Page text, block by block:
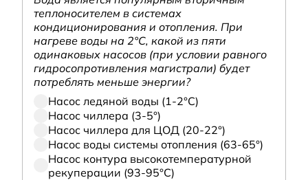
теплоносителем в системах
кондиционирования и отопления. При
нагреве воды на 2°С, какой из пяти
одинаковых насосов (при условии равного
гидросопротивления магистрали) будет
потреблять меньше энергии?
Насос ледяной воды (1-2°С)
Насос чиллера (3-5°)
Насос чиллера для ЦОД (20-22°)
Насос воды системы отопления (63-65°)
Насос контура высокотемпературной
рекуперации (93-95°С)